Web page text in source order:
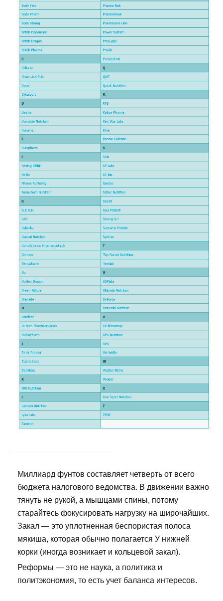
Миллиард фунтов составляет четверть от всего
бюджета налогового ведомства. В движении важно
тянуть не рукой, а мышцами спины, потому
старайтесь фокусировать нагрузку на широчайших.
Закал — это уплотненная беспористая полоса
мякиша, которая обычно полагается У нижней
корки (иногда возникает и кольцевой закал).
Реформы — это не наука, а политика и
политэкономия, то есть учет баланса интересов.